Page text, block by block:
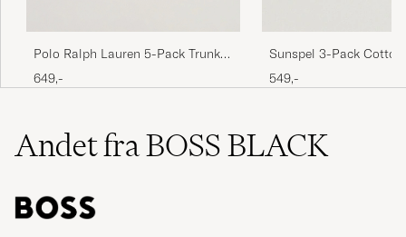
Polo Ralph Lauren 5-Pack Trunk
Multi
649,-
Sunspel 3-Pack
Trunk Navy
549,-
Andet fra BOSS BLACK